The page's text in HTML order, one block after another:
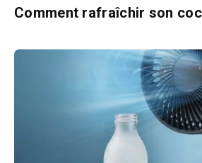
Comment rafraîchir son